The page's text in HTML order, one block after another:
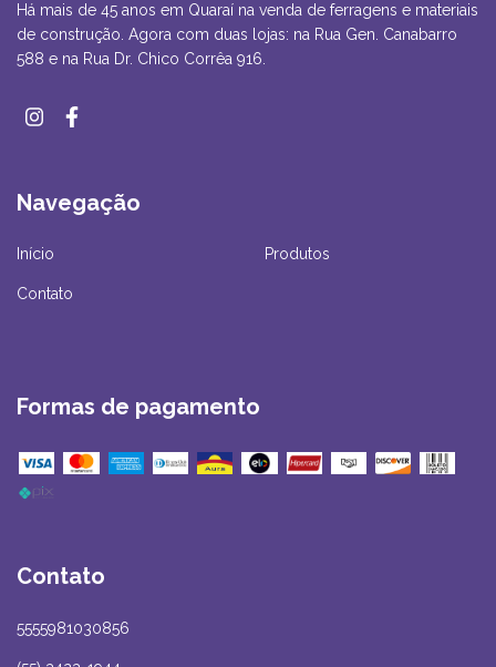
Há mais de 45 anos em Quaraí na venda de ferragens e materiais
de construção. Agora com duas lojas: na Rua Gen. Canabarro
588 e na Rua Dr. Chico Corrêa 916.
Navegação
Início Produtos
Contato
Formas de pagamento
Contato
5555981030856